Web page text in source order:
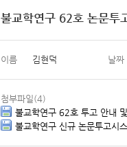
불교학연구 62호 논문투
이름 김현덕 날짜
첨부파일(4)
불교학연구 62호 투고 안내
불교학연구 신규 논문투고시